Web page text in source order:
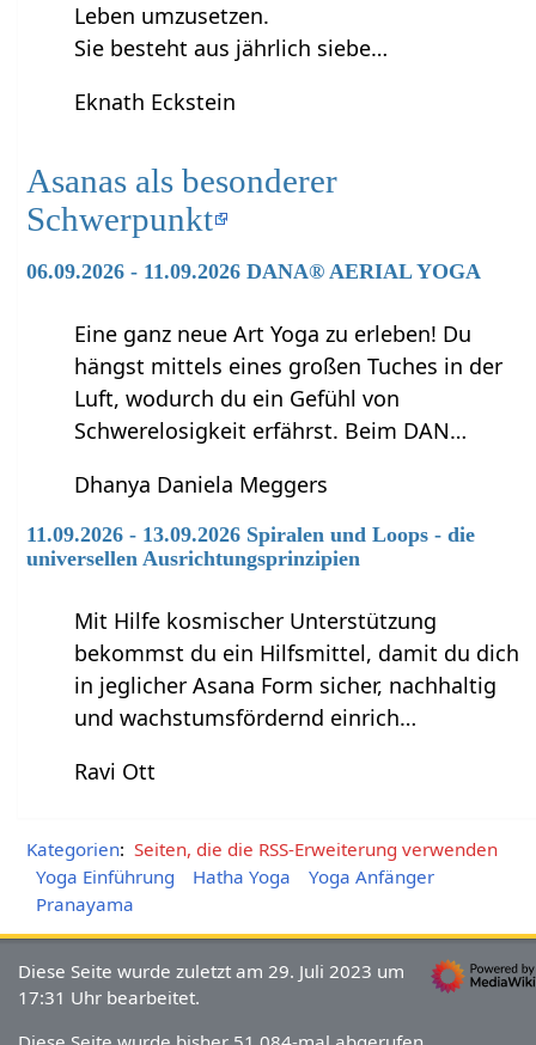
Leben umzusetzen.
Sie besteht aus jährlich siebe…
Eknath Eckstein
Asanas als besonderer
Schwerpunkt
06.09.2026 - 11.09.2026 DANA® AERIAL YOGA
Eine ganz neue Art Yoga zu erleben! Du
hängst mittels eines großen Tuches in der
Luft, wodurch du ein Gefühl von
Schwerelosigkeit erfährst. Beim DAN…
Dhanya Daniela Meggers
11.09.2026 - 13.09.2026 Spiralen und Loops - die
universellen Ausrichtungsprinzipien
Mit Hilfe kosmischer Unterstützung
bekommst du ein Hilfsmittel, damit du dich
in jeglicher Asana Form sicher, nachhaltig
und wachstumsfördernd einrich…
Ravi Ott
Kategorien: Seiten, die die RSS-Erweiterung verwenden
Yoga Einführung
Hatha Yoga
Yoga Anfänger
Pranayama
Diese Seite wurde zuletzt am 29. Juli 2023 um
17:31 Uhr bearbeitet.